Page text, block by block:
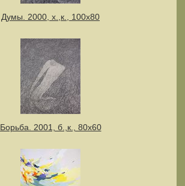
Думы. 2000, х.,к., 100х80
Борьба. 2001, б.,к., 80х60